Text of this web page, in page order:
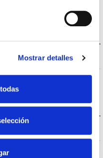
Mostrar detalles
4418-4623lm